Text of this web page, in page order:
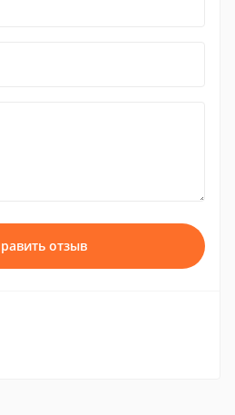
отзыв